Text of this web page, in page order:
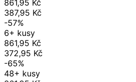
861,95 Kč
387,95 Kč
-57%
6+ kusy
861,95 Kč
372,95 Kč
-65%
48+ kusy